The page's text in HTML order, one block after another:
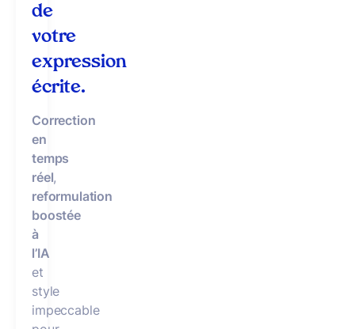
de
votre
expression
écrite.
Correction
en
temps
réel,
reformulation
boostée
à
l’IA
et
style
impeccable